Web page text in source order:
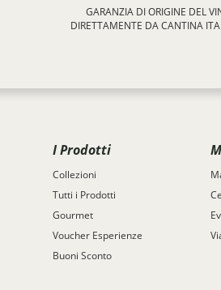
GARANZIA DI ORIGINE DEL
DIRETTAMENTE DA CANTINA
I Prodotti
Collezioni
Tutti i Prodotti
Gourmet
Voucher Esperienze
Buoni Sconto